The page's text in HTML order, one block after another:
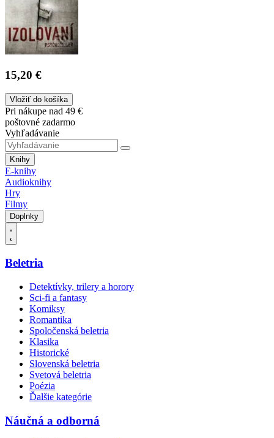
15,20 €
Vložiť do košíka
Pri nákupe nad 49 €
poštovné zadarmo
Vyhľadávanie
Knihy
E-knihy
Audioknihy
Hry
Filmy
Doplnky
Beletria
Detektívky, trilery a horory
Sci-fi a fantasy
Komiksy
Romantika
Spoločenská beletria
Klasika
Historické
Slovenská beletria
Svetová beletria
Poézia
Ďalšie kategórie
Náučná a odborná